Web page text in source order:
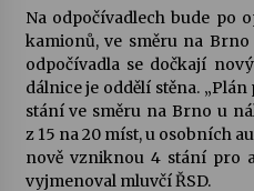
Za kulturou
odkaz Josefa
13. 7. 2026
Varhanní
Želiv
Na odpočívadlech bude po
kamionů, ve směru na
odpočívadla se dočkají
dálnice je oddělí stěna.
stání ve směru na Brno u
z 15 na 20 míst, u osobních
nově vzniknou 4 stání pro
vyjmenoval mluvčí ŘSD.